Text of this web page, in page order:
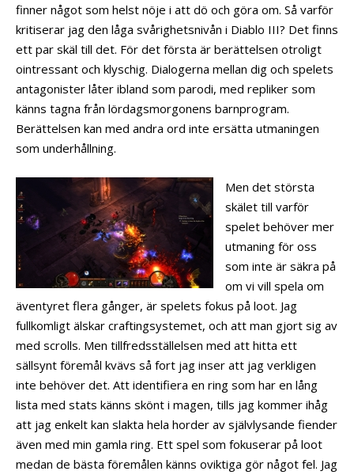
finner något som helst nöje i att dö och göra om. Så varför
kritiserar jag den låga svårighetsnivån i Diablo III? Det finns
ett par skäl till det. För det första är berättelsen otroligt
ointressant och klyschig. Dialogerna mellan dig och spelets
antagonister låter ibland som parodi, med repliker som
känns tagna från lördagsmorgonens barnprogram.
Berättelsen kan med andra ord inte ersätta utmaningen
som underhållning.
Men det största
skälet till varför
spelet behöver mer
utmaning för oss
som inte är säkra på
om vi vill spela om
äventyret flera gånger, är spelets fokus på loot. Jag
fullkomligt älskar craftingsystemet, och att man gjort sig av
med scrolls. Men tillfredsställelsen med att hitta ett
sällsynt föremål kvävs så fort jag inser att jag verkligen
inte behöver det. Att identifiera en ring som har en lång
lista med stats känns skönt i magen, tills jag kommer ihåg
att jag enkelt kan slakta hela horder av självlysande fiender
även med min gamla ring. Ett spel som fokuserar på loot
medan de bästa föremålen känns oviktiga gör något fel. Jag